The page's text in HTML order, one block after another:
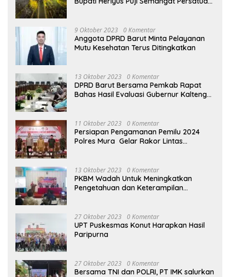
9 Oktober 2023 0 Komentar
Anggota DPRD Barut Minta Pelayanan
Mutu Kesehatan Terus Ditingkatkan
13 Oktober 2023 0 Komentar
DPRD Barut Bersama Pemkab Rapat
Bahas Hasil Evaluasi Gubernur Kalteng
11 Oktober 2023 0 Komentar
Persiapan Pengamanan Pemilu 2024
Polres Mura Gelar Rakor Lintas
13 Oktober 2023 0 Komentar
PKBM Wadah Untuk Meningkatkan
Pengetahuan dan Keterampilan
27 Oktober 2023 0 Komentar
UPT Puskesmas Konut Harapkan Hasil
Paripurna
27 Oktober 2023 0 Komentar
Bersama TNI dan POLRI, PT IMK salurkan